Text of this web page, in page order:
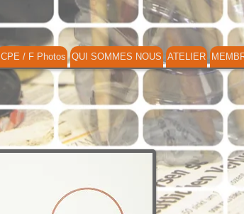
ICPE / F Photos QUI SOMMES NOUS ATELIER